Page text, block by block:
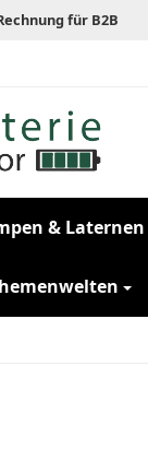
für B2B
& Laternen